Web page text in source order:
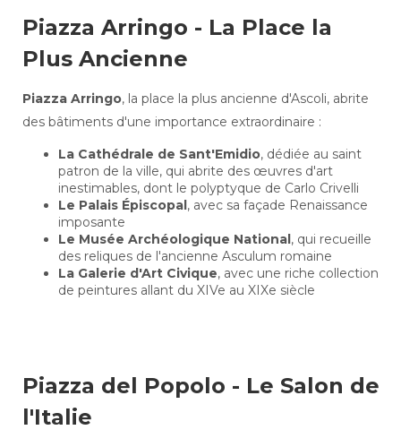
Piazza Arringo - La Place la
Plus Ancienne
Piazza Arringo, la place la plus ancienne d'Ascoli, abrite
des bâtiments d'une importance extraordinaire :
La Cathédrale de Sant'Emidio, dédiée au saint
patron de la ville, qui abrite des œuvres d'art
inestimables, dont le polyptyque de Carlo Crivelli
Le Palais Épiscopal, avec sa façade Renaissance
imposante
Le Musée Archéologique National, qui recueille
des reliques de l'ancienne Asculum romaine
La Galerie d'Art Civique, avec une riche collection
de peintures allant du XIVe au XIXe siècle
Piazza del Popolo - Le Salon de
l'Italie